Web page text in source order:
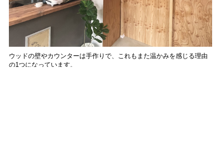
ウッドの壁やカウンターは手作りで、これもまた温かみを感じる理由
の1つになっています。